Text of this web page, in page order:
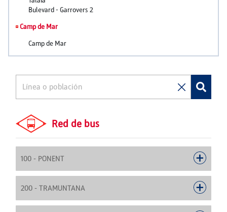
Red de bus
100 - PONENT
200 - TRAMUNTANA